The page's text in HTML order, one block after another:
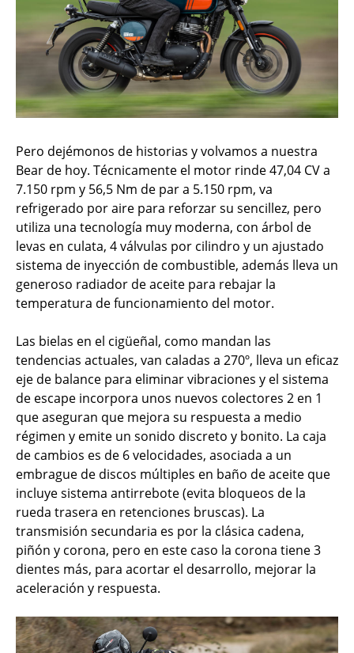
Pero dejémonos de historias y volvamos a nuestra
Bear de hoy. Técnicamente el motor rinde 47,04 CV a
7.150 rpm y 56,5 Nm de par a 5.150 rpm, va
refrigerado por aire para reforzar su sencillez, pero
utiliza una tecnología muy moderna, con árbol de
levas en culata, 4 válvulas por cilindro y un ajustado
sistema de inyección de combustible, además lleva un
generoso radiador de aceite para rebajar la
temperatura de funcionamiento del motor.
Las bielas en el cigüeñal, como mandan las
tendencias actuales, van caladas a 270º, lleva un eficaz
eje de balance para eliminar vibraciones y el sistema
de escape incorpora unos nuevos colectores 2 en 1
que aseguran que mejora su respuesta a medio
régimen y emite un sonido discreto y bonito. La caja
de cambios es de 6 velocidades, asociada a un
embrague de discos múltiples en baño de aceite que
incluye sistema antirrebote (evita bloqueos de la
rueda trasera en retenciones bruscas). La
transmisión secundaria es por la clásica cadena,
piñón y corona, pero en este caso la corona tiene 3
dientes más, para acortar el desarrollo, mejorar la
aceleración y respuesta.